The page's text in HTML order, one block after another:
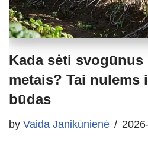
Kada sėti svogūnus
metais? Tai nulems
būdas
by Vaida Janikūnienė